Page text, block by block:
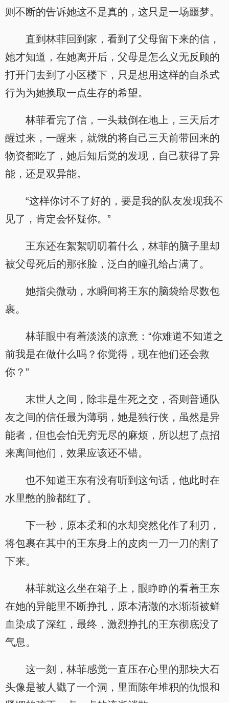
则不断的告诉她这不是真的，这只是一场噩梦。
直到林菲回到家，看到了父母留下来的信，
她才知道，在她离开后，父母是怎么义无反顾的
打开门去到了小区楼下，只是想用这样的自杀式
行为为她换取一点生存的希望。
林菲看完了信，一头栽倒在地上，三天后才
醒过来，一醒来，就饿的将自己三天前带回来的
物资都吃了，她后知后觉的发现，自己获得了异
能，还是双异能。
“这样你讨不了好的，要是我的队友发现我不
见了，肯定会怀疑你。”
王东还在絮絮叨叨着什么，林菲的脑子里却
被父母死后的那张脸，泛白的瞳孔给占满了。
她指尖微动，水瞬间将王东的脑袋给尽数包
裹。
林菲眼中有着淡淡的凉意：“你难道不知道之
前我是在做什么吗？你觉得，现在他们还会救
你？”
末世人之间，除非是生死之交，否则普通队
友之间的信任最为薄弱，她是独行侠，虽然是异
能者，但也会怕无穷无尽的麻烦，所以想了点招
来离间他们，效果应该还不错。
也不知道王东有没有听到这句话，他此时在
水里憋的脸都红了。
下一秒，原本柔和的水却突然化作了利刃，
将包裹在其中的王东身上的皮肉一刀一刀的割了
下来。
林菲就这么坐在箱子上，眼睁睁的看着王东
在她的异能里不断挣扎，原本清澈的水渐渐被鲜
血染成了深红，最终，激烈挣扎的王东彻底没了
气息。
这一刻，林菲感觉一直压在心里的那块大石
头像是被人戳了一个洞，里面陈年堆积的仇恨和